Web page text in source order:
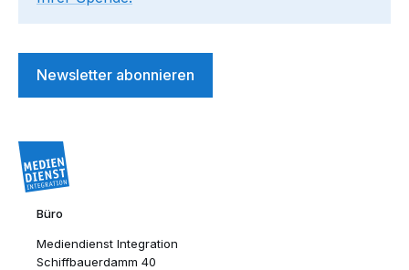
Newsletter abonnieren
Büro
Mediendienst Integration
Schiffbauerdamm 40